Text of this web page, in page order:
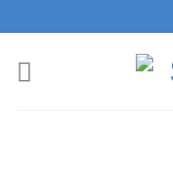
content